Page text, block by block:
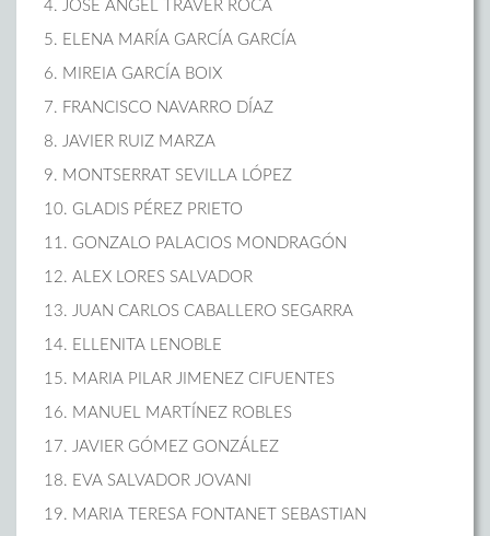
4. JOSÉ ANGEL TRAVER ROCA
5. ELENA MARÍA GARCÍA GARCÍA
6. MIREIA GARCÍA BOIX
7. FRANCISCO NAVARRO DÍAZ
8. JAVIER RUIZ MARZA
9. MONTSERRAT SEVILLA LÓPEZ
10. GLADIS PÉREZ PRIETO
11. GONZALO PALACIOS MONDRAGÓN
12. ALEX LORES SALVADOR
13. JUAN CARLOS CABALLERO SEGARRA
14. ELLENITA LENOBLE
15. MARIA PILAR JIMENEZ CIFUENTES
16. MANUEL MARTÍNEZ ROBLES
17. JAVIER GÓMEZ GONZÁLEZ
18. EVA SALVADOR JOVANI
19. MARIA TERESA FONTANET SEBASTIAN